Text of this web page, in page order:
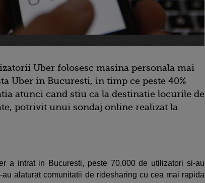
Uber folosesc masina personala mai
Uber in Bucuresti, in timp ce peste 40%
atunci cand stiu ca la destinatie locurile de
potrivit unui sondaj online realizat la
a intrat in Bucuresti, peste 70.000 de utilizatori si-au
alaturat comunitatii de ridesharing cu cea mai rapida